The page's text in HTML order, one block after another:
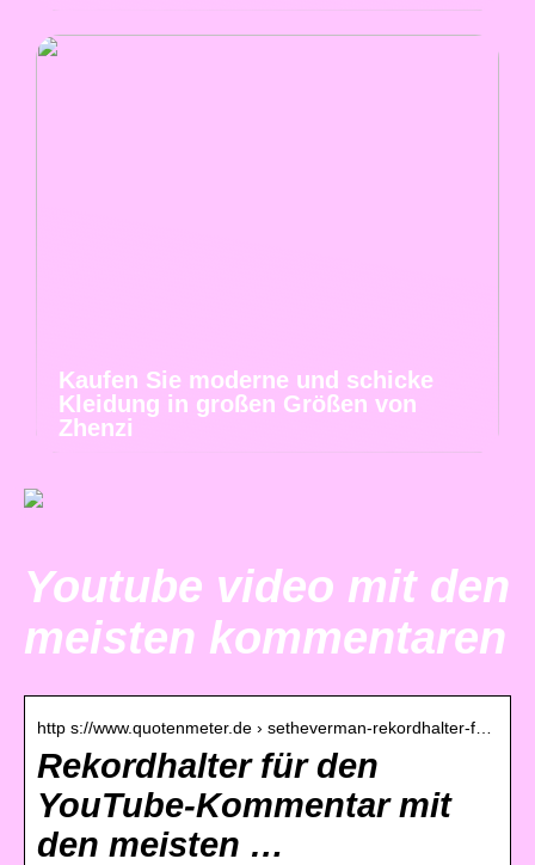
Kaufen Sie moderne und schicke
Kleidung in großen Größen von
Zhenzi
Youtube video mit den
meisten kommentaren
http s://www.quotenmeter.de › setheverman-rekordhalter-f…
Rekordhalter für den
YouTube-Kommentar mit
den meisten …